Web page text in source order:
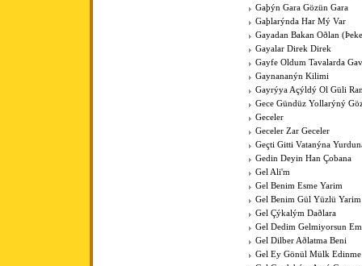
Gaþýn Gara Gözün Gara
Gaþlarýnda Har Mý Var
Gayadan Bakan Oðlan
Gayalar Direk Direk
Gayfe Oldum Tavalarda
Gaynananýn Kilimi
Gayrýya Açýldý Ol Güli
Gece Gündüz Yollarýný
Geceler
Geceler Zar Geceler
Geçti Gitti Vatanýna
Gedin Deyin Han Çobana
Gel Ali'm
Gel Benim Esme Yarim
Gel Benim Gül Yüzlü Yarim
Gel Çýkalým Daðlara
Gel Dedim Gelmiyorsun
Gel Dilber Aðlatma Beni
Gel Ey Gönül Mülk